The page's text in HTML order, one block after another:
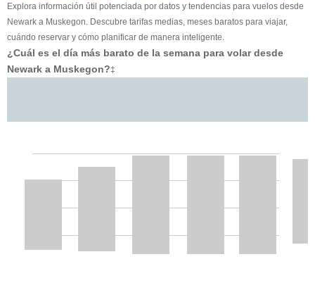
Explora información útil potenciada por datos y tendencias para vuelos desde
Newark a Muskegon. Descubre tarifas medias, meses baratos para viajar,
cuándo reservar y cómo planificar de manera inteligente.
¿Cuál es el día más barato de la semana para volar desde
Newark a Muskegon?‡